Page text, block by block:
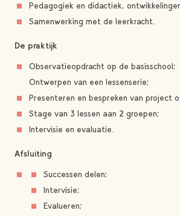
Pedagogiek en didactiek,
Samenwerking met de leerkracht.
De praktijk
Observatieopdracht op de basisschool;
Ontwerpen van een lessenserie;
Presenteren en bespreken van project
Stage van 3 lessen aan 2 groepen;
Intervisie en evaluatie.
Afsluiting
Successen delen;
Intervisie;
Evalueren;